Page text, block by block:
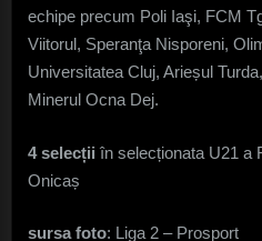
echipe precum Poli Iaşi, FCM
Viitorul, Speranţa Nisporeni,
Universitatea Cluj, Arieșul
Minerul Ocna Dej.
4 selecții în selecționata U21 a
Onicaș
sursa foto: Liga 2 – Prosport